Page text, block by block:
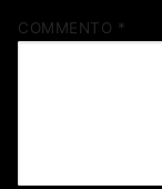
COMMENTO *